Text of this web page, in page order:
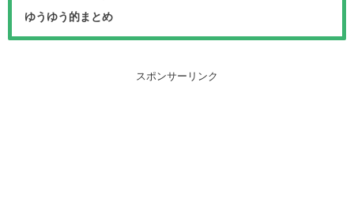
ゆうゆう的まとめ
スポンサーリンク